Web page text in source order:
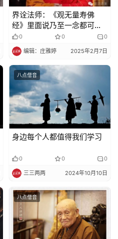
界诠法师：《观无量寿佛
经》里面说乃至一念都可以
往生，这一念就是。。。
0 0 0
编辑：庄雅婷 2025年2月7日
八点僧音
身边每个人都值得我们学习
0 0 0
三三两两 2024年10月10日
八点僧音